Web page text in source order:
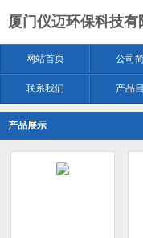
厦门仪迈环保科技有
网站首页 公司
联系我们 产品
产品展示